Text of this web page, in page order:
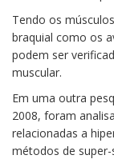
Tendo os
braquial como os
podem ser
muscular.
Em uma outra
2008, foram
relacionadas a
métodos de